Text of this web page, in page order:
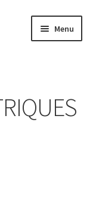
Menu